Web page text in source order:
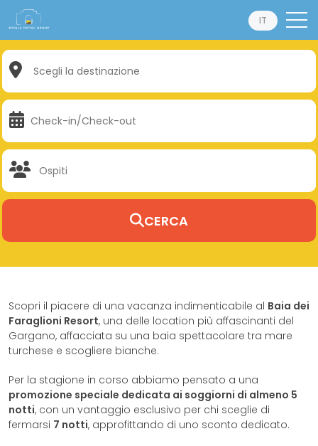
IT
CERCA
Scopri il piacere di una vacanza indimenticabile al Baia dei
Faraglioni Resort, una delle location più affascinanti del
Gargano, affacciata su una baia spettacolare tra mare
turchese e scogliere bianche.
Per la stagione in corso abbiamo pensato a una
promozione speciale dedicata ai soggiorni di almeno 5
notti, con un vantaggio esclusivo per chi sceglie di
fermarsi 7 notti, approfittando di uno sconto dedicato.